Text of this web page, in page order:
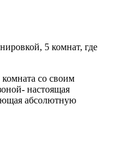
5 комнат, где
со своим
настоящая
абсолютную